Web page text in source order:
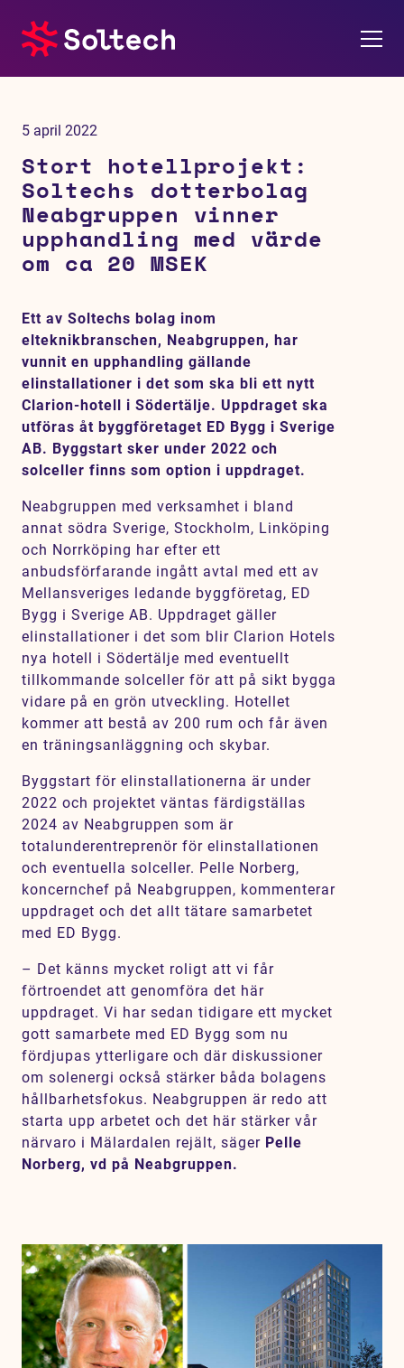
Karriär
Jobb
Tjänster
Referensprojekt
Hållbarhet
5 april 2022
Stort hotellprojekt:
Soltechs dotterbolag
Neabgruppen vinner
upphandling med värde
om ca 20 MSEK
Ett av Soltechs bolag inom
elteknikbranschen, Neabgruppen, har
vunnit en upphandling gällande
elinstallationer i det som ska bli ett nytt
Clarion-hotell i Södertälje. Uppdraget ska
utföras åt byggföretaget ED Bygg i Sverige
AB. Byggstart sker under 2022 och
solceller finns som option i uppdraget.
Neabgruppen med verksamhet i bland
annat södra Sverige, Stockholm, Linköping
och Norrköping har efter ett
anbudsförfarande ingått avtal med ett av
Mellansveriges ledande byggföretag, ED
Bygg i Sverige AB. Uppdraget gäller
elinstallationer i det som blir Clarion Hotels
nya hotell i Södertälje med eventuellt
tillkommande solceller för att på sikt bygga
vidare på en grön utveckling. Hotellet
kommer att bestå av 200 rum och får även
en träningsanläggning och skybar.
Byggstart för elinstallationerna är under
2022 och projektet väntas färdigställas
2024 av Neabgruppen som är
totalunderentreprenör för elinstallationen
och eventuella solceller. Pelle Norberg,
koncernchef på Neabgruppen, kommenterar
uppdraget och det allt tätare samarbetet
med ED Bygg.
– Det känns mycket roligt att vi får
förtroendet att genomföra det här
uppdraget. Vi har sedan tidigare ett mycket
gott samarbete med ED Bygg som nu
fördjupas ytterligare och där diskussioner
om solenergi också stärker båda bolagens
hållbarhetsfokus. Neabgruppen är redo att
starta upp arbetet och det här stärker vår
närvaro i Mälardalen rejält, säger Pelle
Norberg, vd på Neabgruppen.